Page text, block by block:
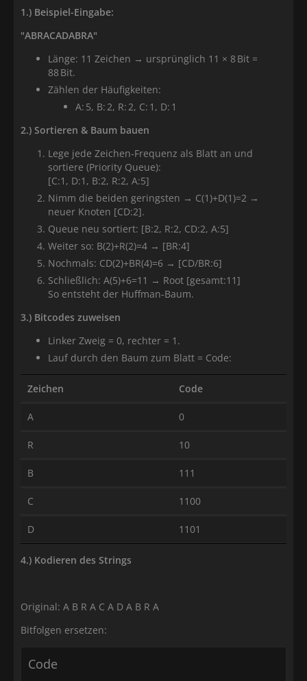
1.) Beispiel-Eingabe:
"ABRACADABRA"
Länge: 11 Zeichen → ursprünglich 11 × 8 Bit =
88 Bit.
Zählen der Häufigkeiten:
A: 5, B: 2, R: 2, C: 1, D: 1
2.) Sortieren & Baum bauen
Lege jede Zeichen-Frequenz als Blatt an und
sortiere (Priority Queue):
[C:1, D:1, B:2, R:2, A:5]
Nimm die beiden geringsten → C(1)+D(1)=2 →
neuer Knoten [CD:2].
Queue neu sortiert: [B:2, R:2, CD:2, A:5]
Weiter so: B(2)+R(2)=4 → [BR:4]
Nochmals: CD(2)+BR(4)=6 → [CD/BR:6]
Schließlich: A(5)+6=11 → Root [gesamt:11]
So entsteht der Huffman-Baum.
3.) Bitcodes zuweisen
Linker Zweig = 0, rechter = 1.
Lauf durch den Baum zum Blatt = Code:
Zeichen Code
A 0
R 10
B 111
C 1100
D 1101
4.) Kodieren des Strings
Original: A B R A C A D A B R A
Bitfolgen ersetzen:
Code